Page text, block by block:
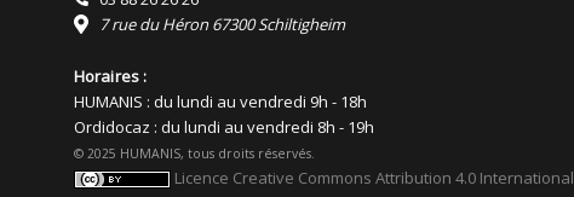
7 rue du Héron 67300 Schiltigheim
Horaires :
HUMANIS : du lundi au vendredi 9h - 18h
Ordidocaz : du lundi au vendredi 8h - 19h
© 2025 HUMANIS, tous droits réservés.
Licence Creative Commons Attribution 4.0 International